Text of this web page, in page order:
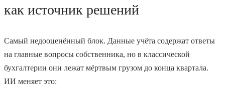
как источник решений
Самый недооценённый блок. Данные учёта содержат ответы
на главные вопросы собственника, но в классической
бухгалтерии они лежат мёртвым грузом до конца квартала.
ИИ меняет это: